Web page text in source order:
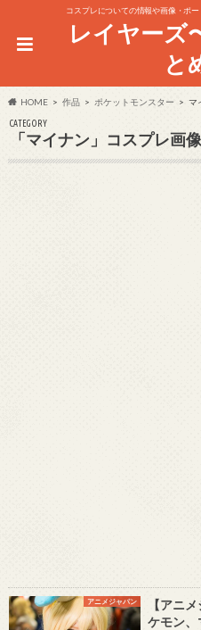
コスプレについての情報や画像・ポ
レイヤーズ
と
HOME 作品 ポケットモンスター マ
CATEGORY
「マイナン」コスプレ画
アニメジャパン
【アニ
ケモン